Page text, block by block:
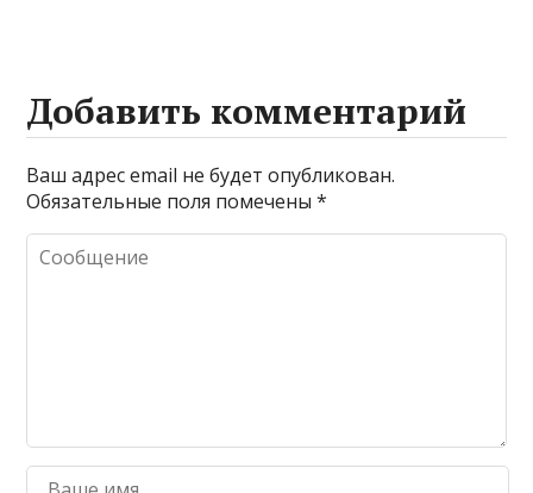
Добавить комментарий
Ваш адрес email не будет опубликован.
Обязательные поля помечены*